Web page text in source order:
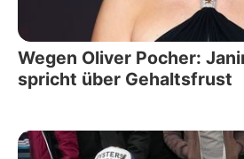
Wegen Oliver Pocher:
spricht über Gehaltsfrust